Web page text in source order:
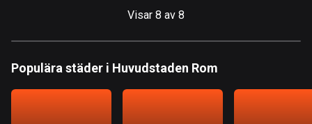
Visar 8 av 8
Populära städer i Huvudstaden Rom